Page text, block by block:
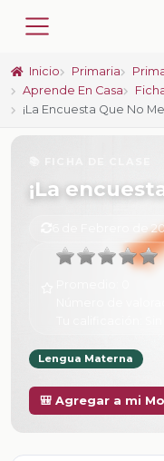
Inicio Primaria
Aprende En Casa
¡La Encuesta Que No
¡La
6 de Febrero de
Lengua Materna
🎒 Agregar a mi